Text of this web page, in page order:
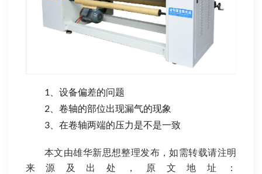
1、设备偏差的问题
2、卷轴的部位出现漏气的现象
3、在卷轴两端的压力是不是一致
本文由雄华新思想整理发布，如需转载请注明
来源及出处，原文地址：